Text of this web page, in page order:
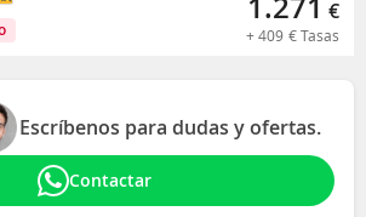
€
+409 €Tasas
Escríbenos para dudas y ofertas.
Contactar